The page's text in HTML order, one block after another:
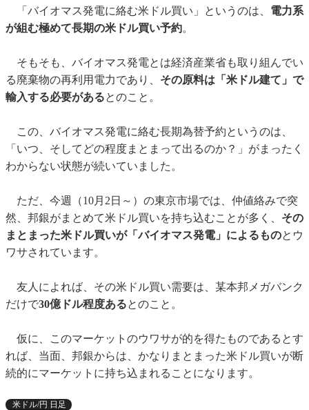
「バイオマス発電に絡む米ドル買い」というのは、 電力系
が組む極めて長期の米ドル買い予約。
そもそも、バイオマス発電とは経済産業省も取り組んでい
る廃棄物の再利用電力であり、 その原料は「米ドル建て」で
輸入する必要があるとのこと。
この、バイオマス発電に絡む長期為替予約というのは、
「いつ、そしてどの程度まとまって出るのか？」がまったく
わからない状態が続いていました。
ただ、今週（10月2日～）の東京市場では、仲値絡みで突
然、邦銀がまとめて米ドル買いを持ち込むことが多く、 その
まとまった米ドル買いが「バイオマス発電」によるものとウ
ワサされています。
友人によれば、その米ドル買い需要は、某本邦メガバンク
だけで30億ドル程度あるとのこと。
仮に、このマーケットのウワサが的を得たものであるとす
れば、当面、邦銀からは、かなりまとまった米ドル買いが断
続的にマーケットに持ち込まれることになります。
米ドル/円 日足